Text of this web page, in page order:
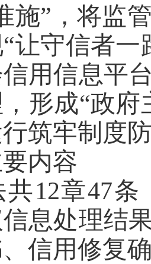
施”，将监
让守信者
用信息平
形成“政
筑牢制度
内容
共12章47
息处理结
、信用修复